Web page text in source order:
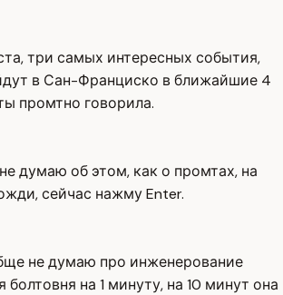
три самых интересных события,
в Сан-Франциско в ближайшие 4
промтно говорила.
думаю об этом, как о промтах, на
сейчас нажму Enter.
не думаю про инженерование
на 1 минуту, на 10 минут она